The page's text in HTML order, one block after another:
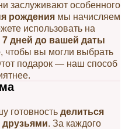
заслуживают особенного
рождения мы начисляем
использовать на
7 дней до вашей даты
, чтобы вы могли выбрать
подарок — наш способ
готовность делиться
. За каждого